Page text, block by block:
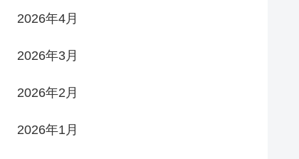
2026年4月
2026年3月
2026年2月
2026年1月